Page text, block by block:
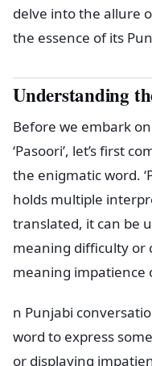
delve into the allure
the essence of its
Understanding
Before we embark
‘Pasoori’, let’s first
the enigmatic word.
holds multiple
translated, it can be
meaning difficulty or
meaning impatience
n Punjabi
word to express
or displaying